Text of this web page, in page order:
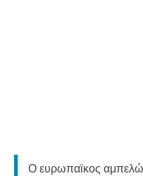
Ο ευρωπαϊκος